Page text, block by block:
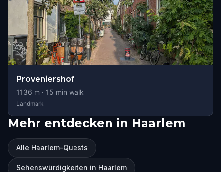
Proveniershof
1136 m · 15 min walk
Landmark
Mehr entdecken in Haarlem
Alle Haarlem-Quests
Sehenswürdigkeiten in Haarlem